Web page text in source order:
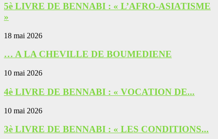
5è LIVRE DE BENNABI : « L’AFRO-ASIATISME
»
18 mai 2026
… A LA CHEVILLE DE BOUMEDIENE
10 mai 2026
4è LIVRE DE BENNABI : « VOCATION DE...
10 mai 2026
3è LIVRE DE BENNABI : « LES CONDITIONS...